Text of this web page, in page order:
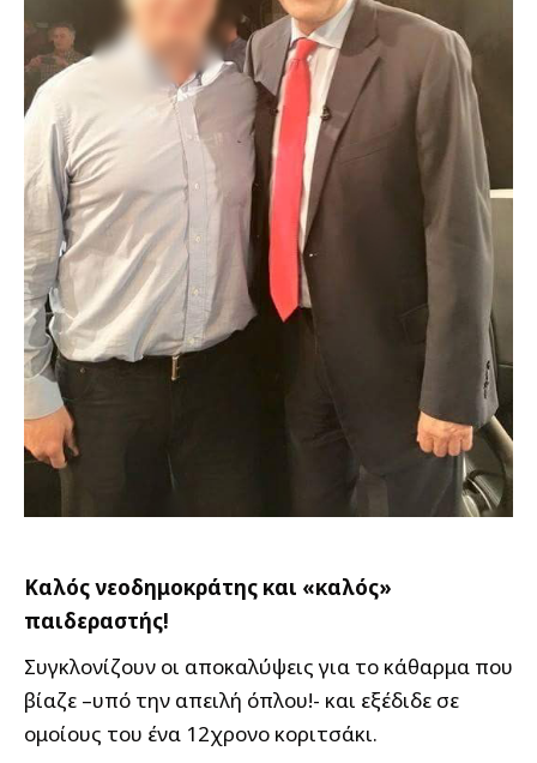
Καλός νεοδημοκράτης και «καλός»
παιδεραστής!
Συγκλονίζουν οι αποκαλύψεις για το κάθαρμα που
βίαζε –υπό την απειλή όπλου!- και εξέδιδε σε
ομοίους του ένα 12χρονο κοριτσάκι.